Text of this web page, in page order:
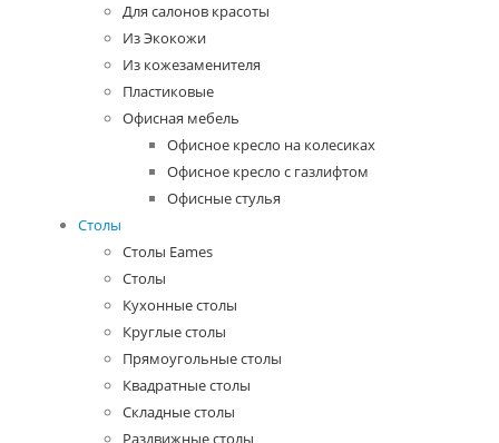
Для салонов красоты
Из Экокожи
Из кожезаменителя
Пластиковые
Офисная мебель
Офисное кресло на колесиках
Офисное кресло с газлифтом
Офисные стулья
Столы
Столы Eames
Столы
Кухонные столы
Круглые столы
Прямоугольные столы
Квадратные столы
Складные столы
Раздвижные столы